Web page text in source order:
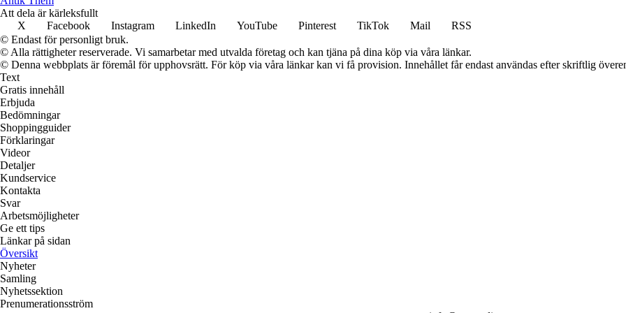
Att dela är kärleksfullt
X
Facebook Instagram LinkedIn YouTube Pinterest TikTok Mail
RSS
© Endast för personligt bruk.
© Alla rättigheter reserverade. Vi samarbetar med utvalda företag och kan tjäna på dina köp via våra länkar.
© Denna webbplats är föremål för upphovsrätt. För köp via våra länkar kan vi få provision. Innehållet får endast användas efter skriftlig
Text
Gratis innehåll
Erbjuda
Bedömningar
Shoppingguider
Förklaringar
Videor
Detaljer
Kundservice
Kontakta
Svar
Arbetsmöjligheter
Ge ett tips
Länkar på sidan
Översikt
Nyheter
Samling
Nyhetssektion
Prenumerationsström